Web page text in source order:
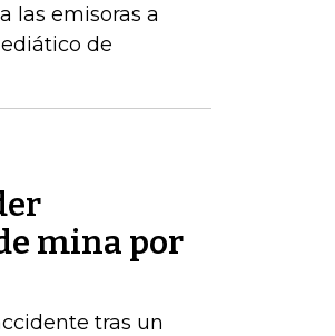
las emisoras a
de
mina por
tras un